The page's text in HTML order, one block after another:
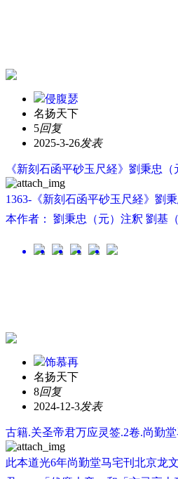
侵腹瑟
名扬天下
5回复
2025-3-26发表
《新刻石函平砂玉尺経》劉秉忠
1363-《新刻石函平砂玉尺経》劉
本作者： 劉秉忠（元）注釈 劉基
饰慕再
名扬天下
8回复
2024-12-3发表
古籍.关圣帝君万应灵签.2卷.尚勤
此本道光6年尚勤堂马宅刊北京龙